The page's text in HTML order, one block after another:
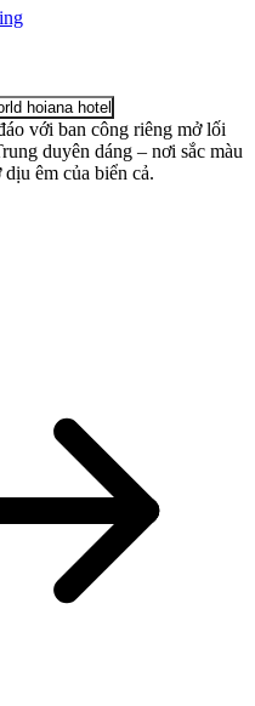
hoiana hotel
với ban công riêng mở lối
duyên dáng – nơi sắc màu
êm của biển cả.